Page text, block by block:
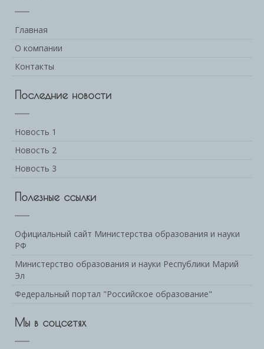
Главная
О компании
Контакты
Последние новости
Новость 1
Новость 2
Новость 3
Полезные ссылки
Официальный сайт Министерства образования и науки
РФ
Министерство образования и науки Республики Марий
Эл
Федеральный портал "Российское образование"
Мы в соцсетях